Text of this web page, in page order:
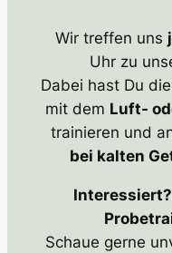
Wir treffen uns
Uhr zu
Dabei hast Du
mit dem Luft-
trainieren und
bei kalten
Schaue gerne